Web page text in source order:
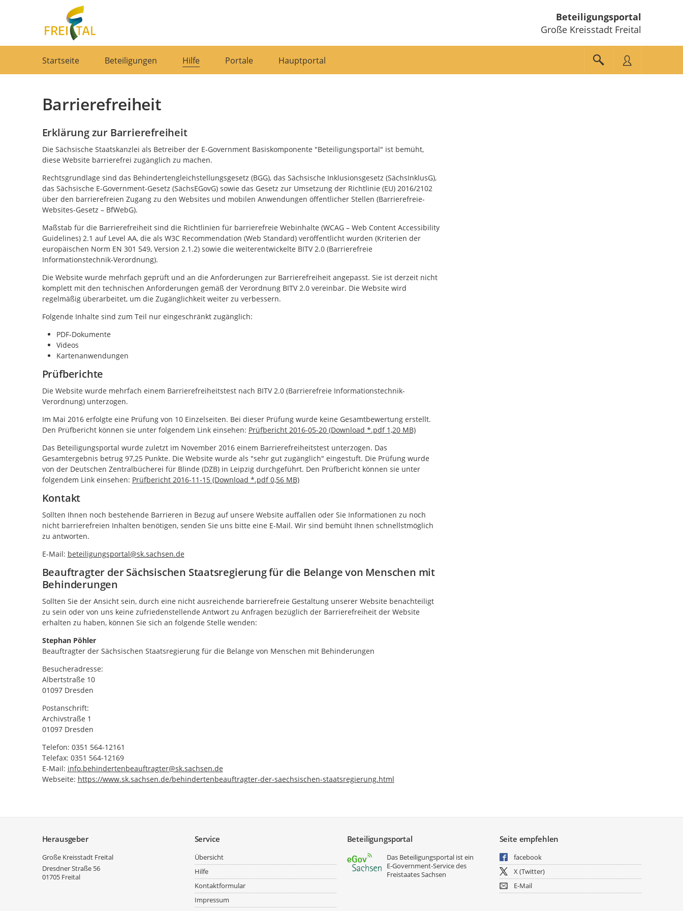
Beteiligungsportal
Große Kreisstadt Freital
Startseite Beteiligungen Hilfe Portale Hauptportal
Barrierefreiheit
Erklärung zur Barrierefreiheit
Die Sächsische Staatskanzlei als Betreiber der E-Government Basiskomponente "Beteiligungsportal" ist bemüht,
diese Website barrierefrei zugänglich zu machen.
Rechtsgrundlage sind das Behindertengleichstellungsgesetz (BGG), das Sächsische Inklusionsgesetz (SächsInklusG),
das Sächsische E-Government-Gesetz (SächsEGovG) sowie das Gesetz zur Umsetzung der Richtlinie (EU) 2016/2102
über den barrierefreien Zugang zu den Websites und mobilen Anwendungen öffentlicher Stellen (Barrierefreie-
Websites-Gesetz – BfWebG).
Maßstab für die Barrierefreiheit sind die Richtlinien für barrierefreie Webinhalte (WCAG – Web Content Accessibility
Guidelines) 2.1 auf Level AA, die als W3C Recommendation (Web Standard) veröffentlicht wurden (Kriterien der
europäischen Norm EN 301 549, Version 2.1.2) sowie die weiterentwickelte BITV 2.0 (Barrierefreie
Informationstechnik-Verordnung).
Die Website wurde mehrfach geprüft und an die Anforderungen zur Barrierefreiheit angepasst. Sie ist derzeit nicht
komplett mit den technischen Anforderungen gemäß der Verordnung BITV 2.0 vereinbar. Die Website wird
regelmäßig überarbeitet, um die Zugänglichkeit weiter zu verbessern.
Folgende Inhalte sind zum Teil nur eingeschränkt zugänglich:
PDF-Dokumente
Videos
Kartenanwendungen
Prüfberichte
Die Website wurde mehrfach einem Barrierefreiheitstest nach BITV 2.0 (Barrierefreie Informationstechnik-
Verordnung) unterzogen.
Im Mai 2016 erfolgte eine Prüfung von 10 Einzelseiten. Bei dieser Prüfung wurde keine Gesamtbewertung erstellt.
Den Prüfbericht können sie unter folgendem Link einsehen: Prüfbericht 2016-05-20 (Download *.pdf 1,20 MB)
Das Beteiligungsportal wurde zuletzt im November 2016 einem Barrierefreiheitstest unterzogen. Das
Gesamtergebnis betrug 97,25 Punkte. Die Website wurde als "sehr gut zugänglich" eingestuft. Die Prüfung wurde
von der Deutschen Zentralbücherei für Blinde (DZB) in Leipzig durchgeführt. Den Prüfbericht können sie unter
folgendem Link einsehen: Prüfbericht 2016-11-15 (Download *.pdf 0,56 MB)
Kontakt
Sollten Ihnen noch bestehende Barrieren in Bezug auf unsere Website auffallen oder Sie Informationen zu noch
nicht barrierefreien Inhalten benötigen, senden Sie uns bitte eine E-Mail. Wir sind bemüht Ihnen schnellstmöglich
zu antworten.
E-Mail: beteiligungsportal@sk.sachsen.de
Beauftragter der Sächsischen Staatsregierung für die Belange von Menschen mit
Behinderungen
Sollten Sie der Ansicht sein, durch eine nicht ausreichende barrierefreie Gestaltung unserer Website benachteiligt
zu sein oder von uns keine zufriedenstellende Antwort zu Anfragen bezüglich der Barrierefreiheit der Website
erhalten zu haben, können Sie sich an folgende Stelle wenden:
Stephan Pöhler
Beauftragter der Sächsischen Staatsregierung für die Belange von Menschen mit Behinderungen
Besucheradresse:
Albertstraße 10
01097 Dresden
Postanschrift:
Archivstraße 1
01097 Dresden
Telefon: 0351 564-12161
Telefax: 0351 564-12169
E-Mail: info.behindertenbeauftragter@sk.sachsen.de
Webseite: https://www.sk.sachsen.de/behindertenbeauftragter-der-saechsischen-staatsregierung.html
Herausgeber
Große Kreisstadt Freital
Dresdner Straße 56
01705 Freital
Service
Übersicht
Hilfe
Kontaktformular
Impressum
Beteiligungsportal
Das Beteiligungsportal ist ein
E‑Government-Service des
Freistaates Sachsen
Seite empfehlen
facebook
X (Twitter)
E-Mail